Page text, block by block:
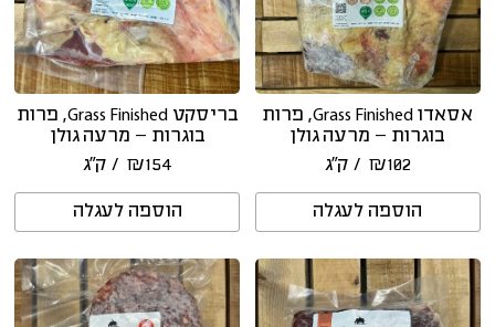
אסאדו Grass Finished, פרות
בוגרות – מרעה גולן
₪102 / ק״ג
הוספה לעגלה
בריסקט Grass Finished, פרות
בוגרות – מרעה גולן
₪154 / ק״ג
הוספה לעגלה